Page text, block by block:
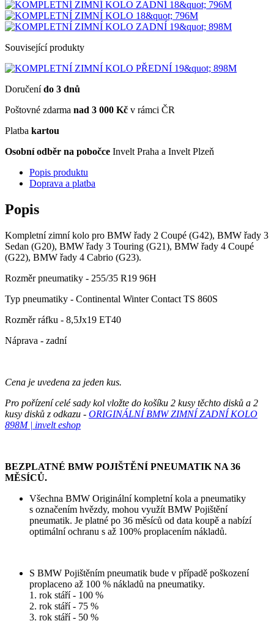
Související produkty
Doručenído 3 dnů
Poštovné zdarma nad 3 000 Kč v rámci ČR
Platba kartou
Osobní odběr na pobočce Invelt Praha a Invelt Plzeň
Popis produktu
Doprava a platba
Popis
Kompletní zimní kolo pro BMW řady 2 Coupé (G42), BMW řady 3
Sedan (G20), BMW řady 3 Touring (G21), BMW řady 4 Coupé
(G22), BMW řady 4 Cabrio (G23).
Rozměr pneumatiky - 255/35 R19 96H
Typ pneumatiky - Continental Winter Contact TS 860S
Rozměr ráfku - 8,5Jx19 ET40
Náprava - zadní
Cena je uvedena za jeden kus.
Pro pořízení celé sady kol vložte do košíku 2 kusy těchto disků a 2
kusy disků z odkazu - ORIGINÁLNÍ BMW ZIMNÍ ZADNÍ KOLO
898M | invelt eshop
BEZPLATNÉ BMW POJIŠTĚNÍ PNEUMATIK NA 36
MĚSÍCŮ.
Všechna BMW Originální kompletní kola a pneumatiky
s označením hvězdy, mohou využít BMW Pojištění
pneumatik. Je platné po 36 měsíců od data koupě a nabízí
optimální ochranu s až 100% proplacením nákladů.
S BMW Pojištěním pneumatik bude v případě poškození
proplaceno až 100 % nákladů na pneumatiky.
1. rok stáří - 100 %
2. rok stáří - 75 %
3. rok stáří - 50 %